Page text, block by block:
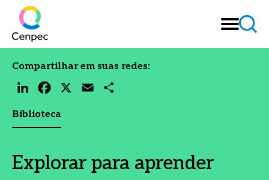
Biblioteca
Explorar para aprender
Compartilhar em suas redes:
LinkedInFacebook